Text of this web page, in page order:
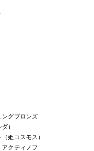
ングブロンズ
）
姫コスモス）
アクティノフ